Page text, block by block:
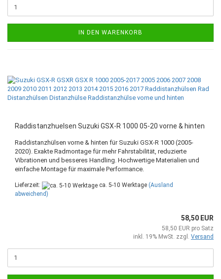
IN DEN WARENKORB
Raddistanzhuelsen Suzuki GSX-R 1000 05-20 vorne & hinten
Raddistanzhülsen vorne & hinten für Suzuki GSX-R 1000 (2005-
2020). Exakte Radmontage für mehr Fahrstabilität, reduzierte
Vibrationen und besseres Handling. Hochwertige Materialien und
einfache Montage für maximale Performance.
Lieferzeit: ca. 5-10 Werktage (Ausland
abweichend)
58,50 EUR
58,50 EUR pro Satz
inkl. 19% MwSt. zzgl. Versand